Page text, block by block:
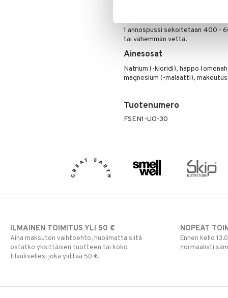
1 annospussi sekoitetaan 400 -
tai vähemmän vettä.
Ainesosat
Natrium (-kloridi), happo
magnesium (-malaatti),
Tuotenumero
FSEN1-UO-30
ILMAINEN TOIMITUS YLI 50 €
Aina maksuton vaihtoehto, huolimatta siitä
ostatko yksittäisen tuotteen tai koko
tilauksellesi joka ylittää 50 €.
NOPEAT
Ennen kello
normaalisti